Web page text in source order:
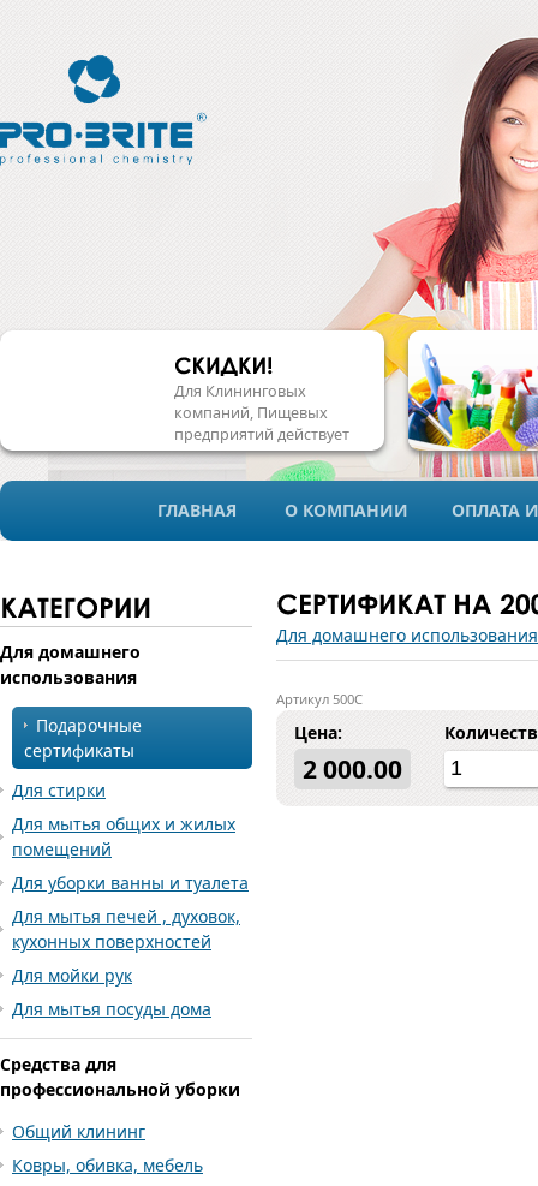
Для Клининговых
компаний, Пищевых
предприятий действует
система скидок!
ГЛАВНАЯ О КОМПАНИИ ОПЛАТА
Для домашнего
использования
Подарочные
сертификаты
Для стирки
Для мытья общих и жилых
помещений
Для уборки ванны и туалета
Для мытья печей , духовок,
кухонных поверхностей
Для мойки рук
Для мытья посуды дома
Средства для
профессиональной уборки
Общий клининг
Ковры, обивка, мебель
Для домашнего использования
Артикул 500С
Цена:
2 000.00